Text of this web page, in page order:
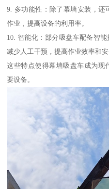
9. 多功能性：除了幕墙安装，还
作业，提高设备的利用率。
10. 智能化：部分吸盘车配备智
减少人工干预，提高作业效率和安
这些特点使得幕墙吸盘车成为现
要设备。